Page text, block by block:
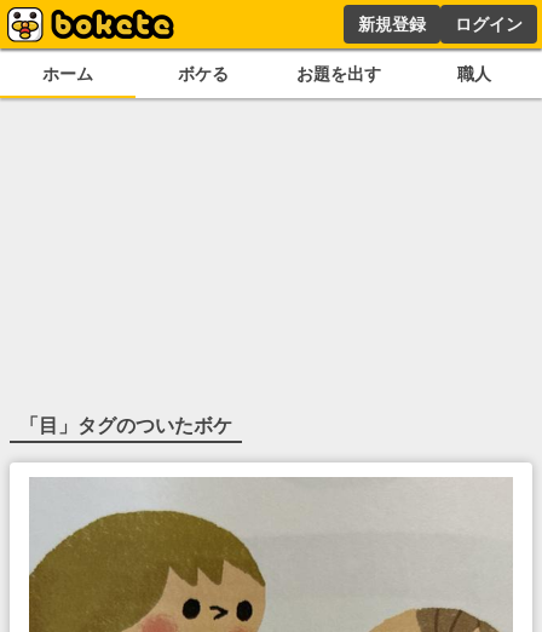
新規登録 ログイン
ホーム ボケる お題を出す 職人
「目 」タグのついたボケ